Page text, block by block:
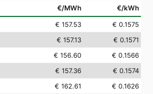
€/MWh €/kWh
€ 157.53
€ 0.1575
€ 157.13
€ 0.1571
€ 156.60
€ 0.1566
€ 157.36
€ 0.1574
€ 162.61
€ 0.1626